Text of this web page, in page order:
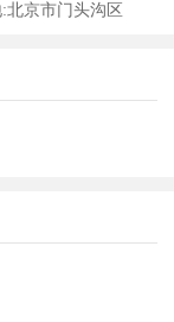
北京市门头沟区